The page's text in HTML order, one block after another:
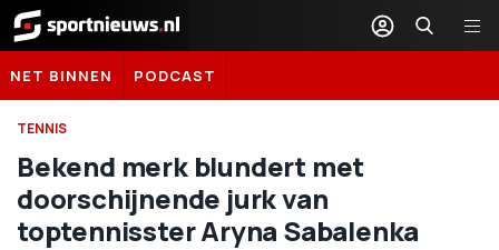
Sportnieuws.nl
NET BINNEN PODCAST
TENNIS
Bekend merk blundert met
doorschijnende jurk van
toptennisster Aryna Sabalenka